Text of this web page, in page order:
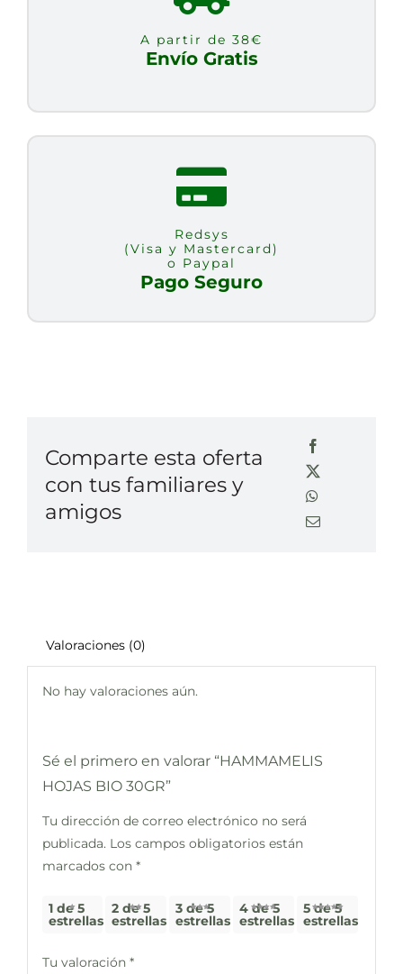
A partir de 38€
Envío Gratis
Redsys
(Visa y Mastercard)
o Paypal
Pago Seguro
Comparte esta oferta
con tus familiares y
amigos
Valoraciones (0)
No hay valoraciones aún.
Sé el primero en valorar “HAMMAMELIS
HOJAS BIO 30GR”
Tu dirección de correo electrónico no será
publicada. Los campos obligatorios están
marcados con *
1 de 5
estrellas
2 de 5
estrellas
3 de 5
estrellas
4 de 5
estrellas
5 de 5
estrellas
Tu valoración *